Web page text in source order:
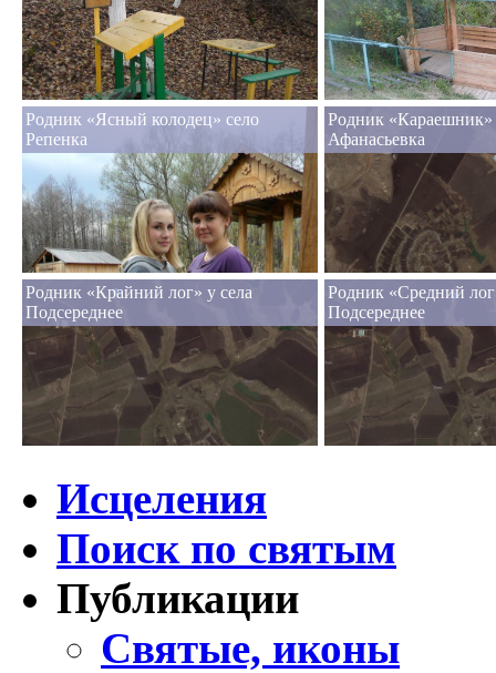
Родник «Ясный колодец» село
Репенка
Родник «Караешник»
Афанасьевка
Родник «Крайний лог» у села
Подсереднее
Родник «Средний
Подсереднее
Исцеления
Поиск по святым
Публикации
Святые, иконы